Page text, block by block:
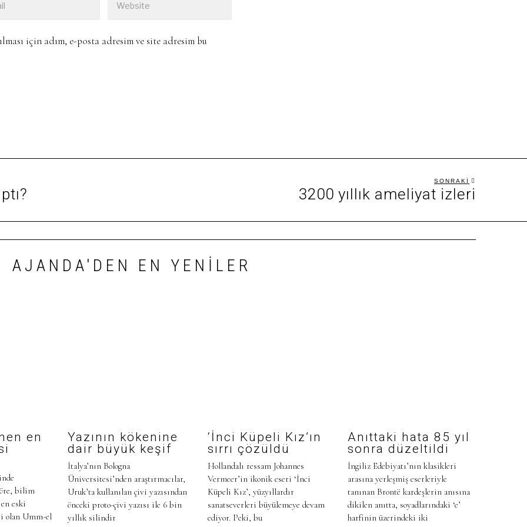
için adım, e-posta adresim ve site adresim bu
SONRAKI
3200 yıllık ameliyat izleri
AJANDA'DEN EN YENILER
en
bilim
eski
olan Umm-el
Yazının kökenine
dair büyük keşif
İtalya’nın Bologna
Üniversitesi’nden araştırmacılar,
Uruk’ta kullanılan çivi yazısından
önceki proto-çivi yazısı ile 6 bin
yıllık silindir
‘İnci Küpeli Kız’ın
sırrı çözüldü
Hollandalı ressam Johannes
Vermeer’in ikonik eseri ‘İnci
Küpeli Kız’, yüzyıllardır
sanatseverleri büyülemeye devam
ediyor. Peki, bu
Anıttaki hata 85 yıl
sonra düzeltildi
İngiliz Edebiyatı’nın klasikleri
arasına yerleşmiş eserleriyle
tanınan Brontë kardeşlerin anısına
dikilen anıtta, soyadlarındaki ‘e’
harfinin üzerindeki iki